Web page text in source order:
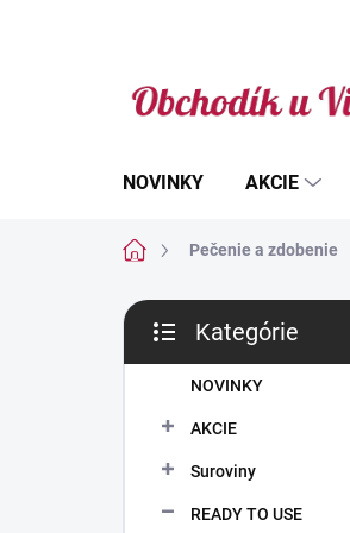
NOVINKY AKCIE
DomovPečenie a zdobenie
B
č
kategórie
Kategórie
NOVINKY
AKCIE
Suroviny
READY TO USE